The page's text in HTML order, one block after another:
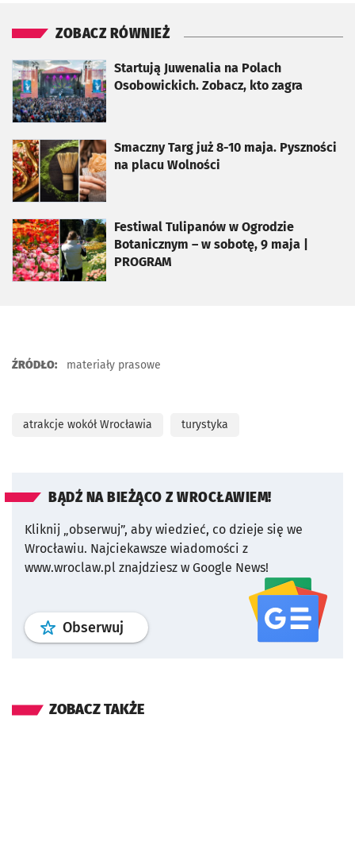
ZOBACZ RÓWNIEŻ
Startują Juwenalia na Polach
Osobowickich. Zobacz, kto zagra
otworzy się w nowej karcie
Smaczny Targ już 8-10 maja. Pyszności
na placu Wolności
otworzy się w nowej karcie
Festiwal Tulipanów w Ogrodzie
Botanicznym – w sobotę, 9 maja |
PROGRAM
otworzy się w nowej karcie
ŹRÓDŁO: materiały prasowe
atrakcje wokół Wrocławia turystyka
BĄDŹ NA BIEŻĄCO Z WROCŁAWIEM!
Kliknij „obserwuj”, aby wiedzieć, co dzieje się we
Wrocławiu. Najciekawsze wiadomości z
www.wroclaw.pl znajdziesz w Google News!
Obserwuj profil serwisu
ZOBACZ TAKŻE